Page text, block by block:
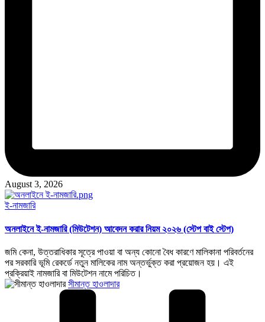
August 3, 2026
Posted
ই-নামজারি
অনলাইনে ই-নামজারি (মিউটেশন) আবেদন করার নিয়ম ২০২৬ (স্টেপ বাই স্টেপ)
জমি কেনা, উত্তরাধিকার সূত্রে পাওয়া বা অন্য কোনো বৈধ কারণে মালিকানা পরিবর্তনের
পর সরকারি ভূমি রেকর্ডে নতুন মালিকের নাম অন্তর্ভুক্ত করা প্রয়োজন হয়। এই
প্রক্রিয়াই নামজারি বা মিউটেশন নামে পরিচিত।
Posted
সীমান্ত হাওলাদার